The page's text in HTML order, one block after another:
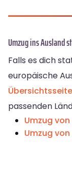
Umzug ins Ausland
Falls es dich
europäische
passenden
Umzug
Umzug